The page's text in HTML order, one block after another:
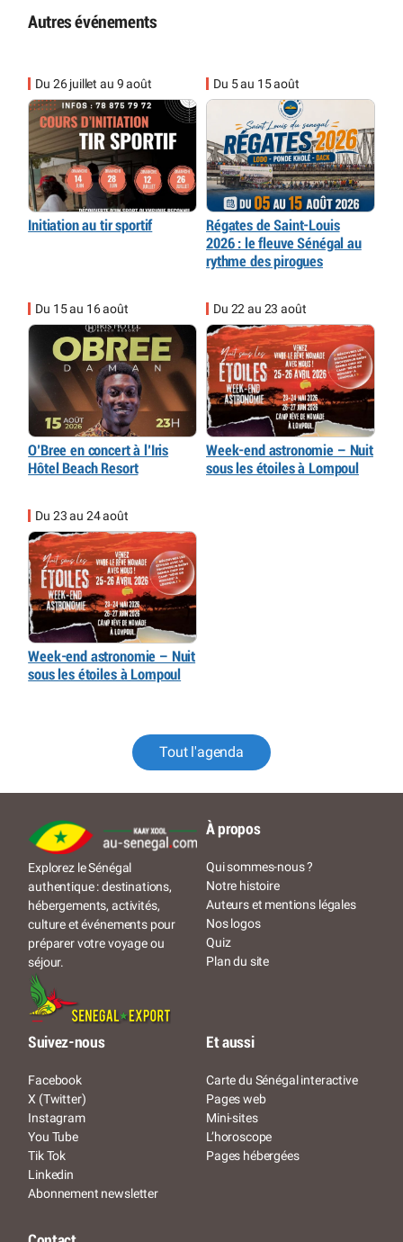
Autres événements
Du 26 juillet au 9 août
Initiation au tir sportif
Du 5 au 15 août
Régates de Saint-Louis
2026 : le fleuve Sénégal au
rythme des pirogues
Du 15 au 16 août
O’Bree en concert à l’Iris
Hôtel Beach Resort
Du 22 au 23 août
Week-end astronomie – Nuit
sous les étoiles à Lompoul
Du 23 au 24 août
Week-end astronomie – Nuit
sous les étoiles à Lompoul
Tout l'agenda
Explorez le Sénégal
authentique : destinations,
hébergements, activités,
culture et événements pour
préparer votre voyage ou
séjour.
À propos
Qui sommes-nous ?
Notre histoire
Auteurs et mentions légales
Nos logos
Quiz
Plan du site
Suivez-nous
Facebook
X (Twitter)
Instagram
You Tube
Tik Tok
Linkedin
Abonnement newsletter
Et aussi
Carte du Sénégal interactive
Pages web
Mini-sites
L’horoscope
Pages hébergées